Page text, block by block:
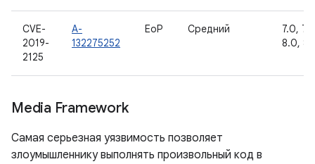
CVE-
2019-
2125
A-
132275252
EoP Средний
7.0,
8.0,
Media Framework
Самая серьезная уязвимость позволяет
злоумышленнику выполнять произвольный код в